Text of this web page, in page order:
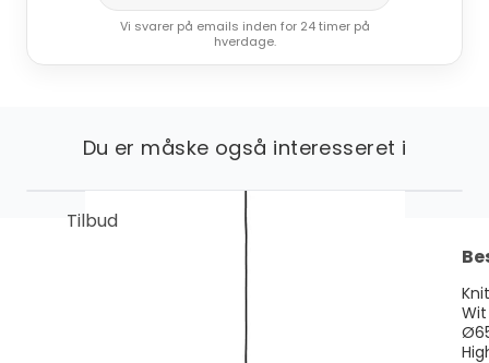
Vi svarer på emails inden for 24 timer på
hverdage.
Du er måske også interesseret i
Tilbud
Wit